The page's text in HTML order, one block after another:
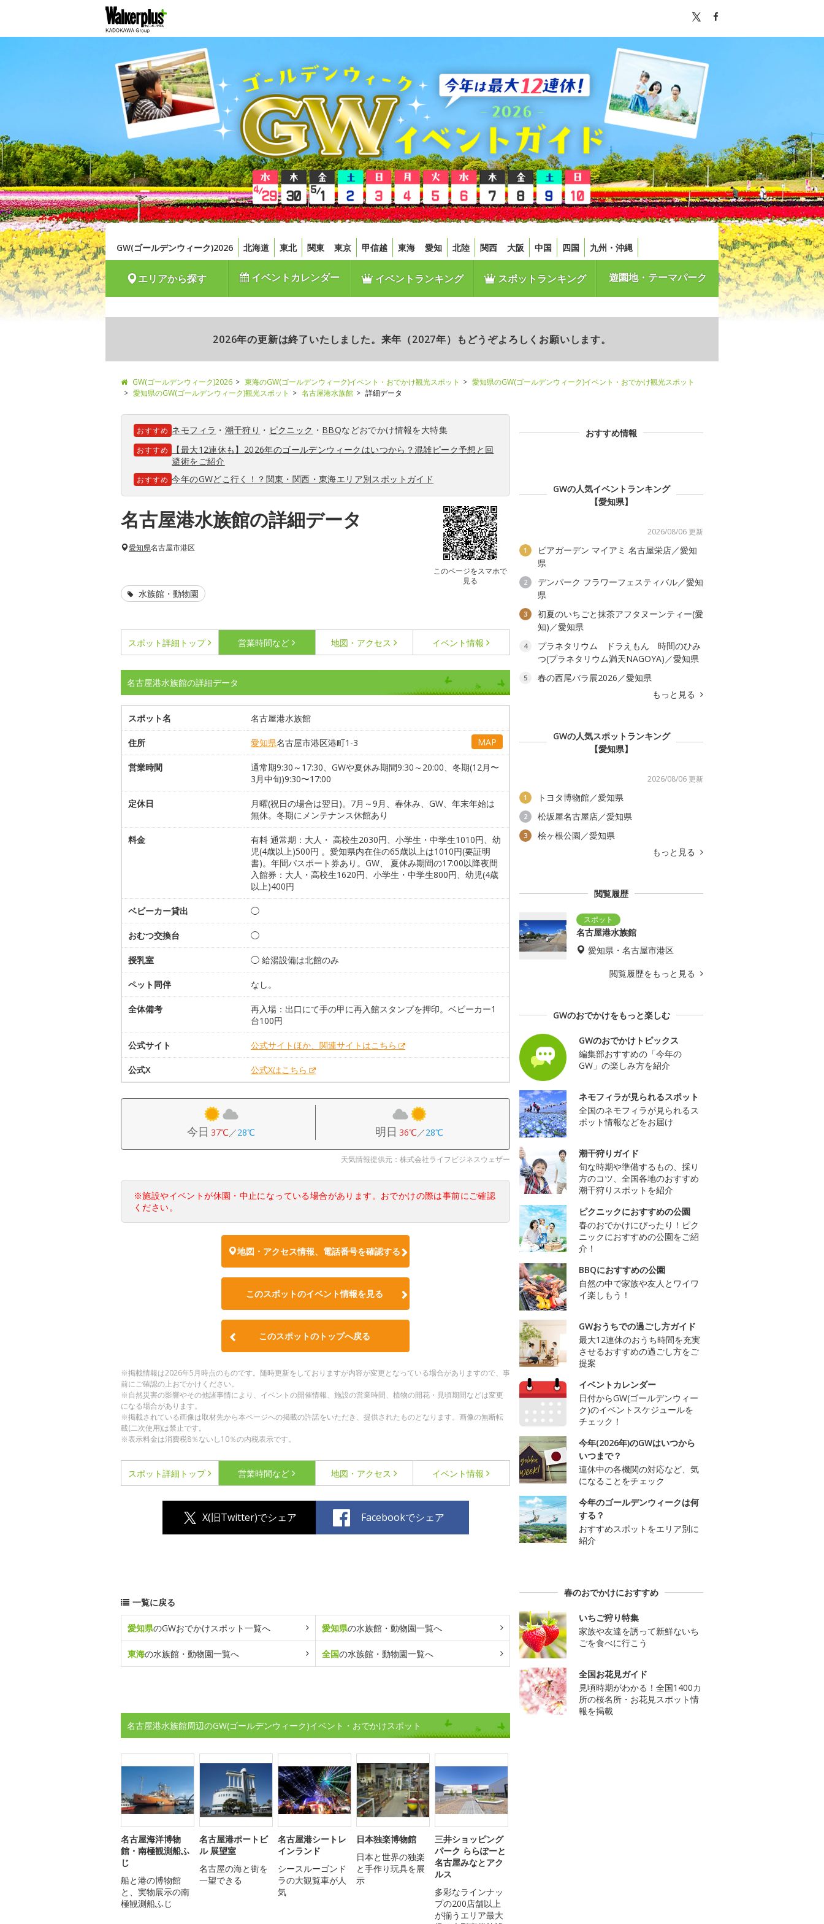
GW(ゴールデンウィーク)2026 北海道 東北 関東 東京 甲信越 東海 愛知 北陸 関西 大阪 中国 四国 九州・沖縄
エリアから探す イベントカレンダー イベントランキング スポットランキング 遊園地・テーマパーク
2026年の更新は終了いたしました。来年（2027年）もどうぞよろしくお願いします。
GW(ゴールデンウィーク)2026 東海のGW(ゴールデンウィーク)イベント・おでかけ観光スポット
愛知県のGW(ゴールデンウィーク)イベント・おでかけ観光スポット
愛知県のGW(ゴールデンウィーク)観光スポット
名古屋港水族館 詳細データ
おすすめ ネモフィラ ・ 潮干狩り ・ ピクニック ・ BBQなどおでかけ情報を大特集
おすすめ
【最大12連休も】2026年のゴールデンウィークはいつから？混雑ピーク予想と回
避術をご紹介
おすすめ 今年のGWどこ行く！？関東・関西・東海エリア別スポットガイド
名古屋港水族館の詳細データ
このページをスマホで
見る
愛知県名古屋市港区
水族館・動物園
スポット詳細 トップ 営業時間など 地図・アクセス イベント情報
名古屋港水族館の詳細データ
スポット名 名古屋港水族館
住所 愛知県名古屋市港区港町1-3 MAP
営業時間
通常期9:30～17:30、GWや夏休み期間9:30～20:00、冬期(12月〜
3月中旬)9:30〜17:00
定休日
月曜(祝日の場合は翌日)。7月～9月、春休み、GW、年末年始は
無休。冬期にメンテナンス休館あり
料金
有料 通常期：大人・ 高校生2030円、小学生・中学生1010円、幼
児(4歳以上)500円 。愛知県内在住の65歳以上は1010円(要証明
書)。年間パスポート券あり。GW、 夏休み期間の17:00以降夜間
入館券：大人・高校生1620円、小学生・中学生800円、幼児(4歳
以上)400円
ベビーカー貸出 ◯
おむつ交換台 ◯
授乳室 ◯ 給湯設備は北館のみ
ペット同伴 なし。
全体備考
再入場：出口にて手の甲に再入館スタンプを押印。ベビーカー1
台100円
公式サイト 公式サイトほか、関連サイトはこちら
公式X 公式Xはこちら
今日 37℃／28℃ 明日 36℃／28℃
天気情報提供元：株式会社ライフビジネスウェザー
※施設やイベントが休園・中止になっている場合があります。おでかけの際は事前にご確認
ください。
地図・アクセス情報、電話番号を確認する
このスポットのイベント情報を見る
このスポットのトップへ戻る
※掲載情報は2026年5月時点のものです。随時更新をしておりますが内容が変更となっている場合がありますので、事
前にご確認の上おでかけください。
※自然災害の影響やその他諸事情により、イベントの開催情報、施設の営業時間、植物の開花・見頃期間などは変更
になる場合があります。
※掲載されている画像は取材先から本ページへの掲載の許諾をいただき、提供されたものとなります。画像の無断転
載(二次使用)は禁止です。
※表示料金は消費税8％ないし10％の内税表示です。
スポット詳細 トップ 営業時間など 地図・アクセス イベント情報
X(旧Twitter)でシェア Facebookでシェア
一覧に戻る
愛知県のGWおでかけスポット一覧へ 愛知県の水族館・動物園一覧へ
東海の水族館・動物園一覧へ 全国の水族館・動物園一覧へ
名古屋港水族館周辺のGW(ゴールデンウィーク)イベント・おでかけスポット
名古屋海洋博物
館・南極観測船ふ
じ
船と港の博物館
と、実物展示の南
極観測船ふじ
名古屋港ポートビ
ル 展望室
名古屋の海と街を
一望できる
名古屋港シートレ
インランド
シースルーゴンド
ラの大観覧車が人
気
日本独楽博物館
日本と世界の独楽
と手作り玩具を展
示
三井ショッピング
パーク ららぽーと
名古屋みなとアク
ルス
多彩なラインナッ
プの200店舗以上
が揃うエリア最大
おすすめ情報
GWの人気イベントランキング
【愛知県】
2026/08/06 更新
1
ビアガーデン マイアミ 名古屋栄店／愛知
県
2
デンパーク フラワーフェスティバル／愛知
県
3
初夏のいちごと抹茶アフタヌーンティー(愛
知)／愛知県
4
プラネタリウム ドラえもん 時間のひみ
つ(プラネタリウム満天NAGOYA)／愛知県
5
春の西尾バラ展2026／愛知県
もっと見る
GWの人気スポットランキング
【愛知県】
2026/08/06 更新
1 トヨタ博物館／愛知県
2 松坂屋名古屋店／愛知県
3
桧ヶ根公園／愛知県
もっと見る
閲覧履歴
名古屋港水族館
愛知県・名古屋市港区
閲覧履歴をもっと見る
GWのおでかけをもっと楽しむ
GWのおでかけトピックス
編集部おすすめの「今年の
GW」の楽しみ方を紹介
ネモフィラが見られるスポット
全国のネモフィラが見られるス
ポット情報などをお届け
潮干狩りガイド
旬な時期や準備するもの、採り
方のコツ、全国各地のおすすめ
潮干狩りスポットを紹介
ピクニックにおすすめの公園
春のおでかけにぴったり！ピク
ニックにおすすめの公園をご紹
介！
BBQにおすすめの公園
自然の中で家族や友人とワイワ
イ楽しもう！
GWおうちでの過ごし方ガイド
最大12連休のおうち時間を充実
させるおすすめの過ごし方をご
提案
イベントカレンダー
日付からGW(ゴールデンウィー
ク)のイベントスケジュールを
チェック！
今年(2026年)のGWはいつから
いつまで？
連休中の各機関の対応など、気
になることをチェック
今年のゴールデンウィークは何
する？
おすすめスポットをエリア別に
紹介
春のおでかけにおすすめ
いちご狩り特集
家族や友達を誘って新鮮ないち
ごを食べに行こう
全国お花見ガイド
見頃時期がわかる！全国1400カ
所の桜名所・お花見スポット情
報を掲載